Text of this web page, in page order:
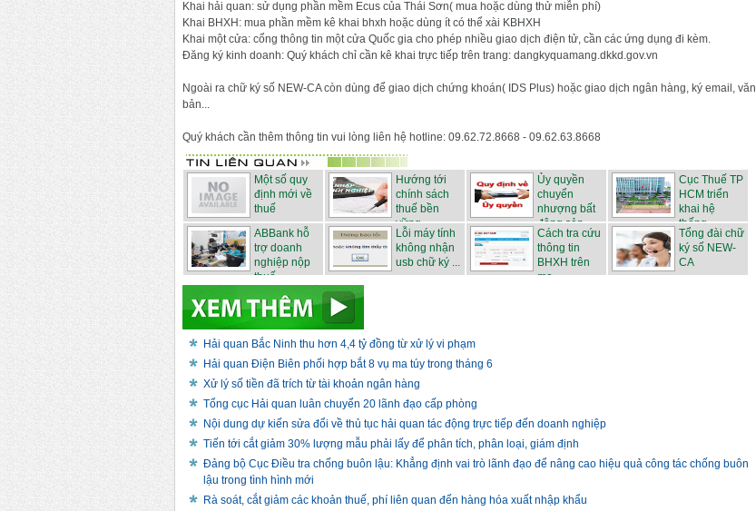
Khai hải quan: sử dụng phần mềm Ecus của Thái Sơn( mua hoặc dùng thử miễn phí)
Khai BHXH: mua phần mềm kê khai bhxh hoặc dùng ít có thể xài KBHXH
Khai một cửa: cổng thông tin một cửa Quốc gia cho phép nhiều giao dịch điện tử, cần các ứng dụng đi kèm.
Đăng ký kinh doanh: Quý khách chỉ cần kê khai trực tiếp trên trang: dangkyquamang.dkkd.gov.vn
Ngoài ra chữ ký số NEW-CA còn dùng để giao dịch chứng khoán( IDS Plus) hoặc giao dịch ngân hàng, ký email, văn
bản...
Quý khách cần thêm thông tin vui lòng liên hệ hotline: 09.62.72.8668 - 09.62.63.8668
Một số quy
định mới về
thuế
Hướng tới
chính sách
thuế bền
vững ...
Ủy quyền
chuyển
nhượng bất
động sản...
Cục Thuế TP
HCM triển
khai hệ
thống...
ABBank hỗ
trợ doanh
nghiệp nộp
thuế...
Lỗi máy tính
không nhận
usb chữ ký ...
Cách tra cứu
thông tin
BHXH trên
mạ...
Tổng đài chữ
ký số NEW-
CA
Hải quan Bắc Ninh thu hơn 4,4 tỷ đồng từ xử lý vi phạm
Hải quan Điện Biên phối hợp bắt 8 vụ ma túy trong tháng 6
Xử lý số tiền đã trích từ tài khoản ngân hàng
Tổng cục Hải quan luân chuyển 20 lãnh đạo cấp phòng
Nội dung dự kiến sửa đổi về thủ tục hải quan tác động trực tiếp đến doanh nghiệp
Tiến tới cắt giảm 30% lượng mẫu phải lấy để phân tích, phân loại, giám định
Đảng bộ Cục Điều tra chống buôn lậu: Khẳng định vai trò lãnh đạo để nâng cao hiệu quả công tác chống buôn
lậu trong tình hình mới
Rà soát, cắt giảm các khoản thuế, phí liên quan đến hàng hóa xuất nhập khẩu